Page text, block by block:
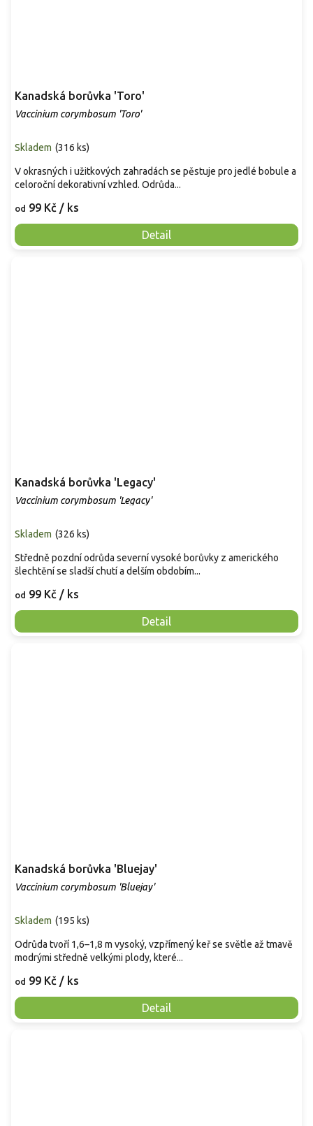
Kanadská borůvka 'Toro'
Vaccinium corymbosum 'Toro'
Skladem (316 ks)
od 99 Kč / ks
Detail
V okrasných i užitkových zahradách se pěstuje pro jedlé bobule a
celoroční dekorativní vzhled. Odrůda...
Kanadská borůvka 'Legacy'
Vaccinium corymbosum 'Legacy'
Skladem (326 ks)
od 99 Kč / ks
Detail
Středně pozdní odrůda severní vysoké borůvky z amerického
šlechtění se sladší chutí a delším obdobím...
Kanadská borůvka 'Bluejay'
Vaccinium corymbosum 'Bluejay'
Skladem (195 ks)
od 99 Kč / ks
Detail
Odrůda tvoří 1,6–1,8 m vysoký, vzpřímený keř se světle až tmavě
modrými středně velkými plody, které...